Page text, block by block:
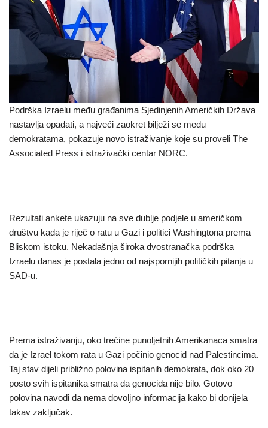
Podrška Izraelu među građanima Sjedinjenih Američkih Država
nastavlja opadati, a najveći zaokret bilježi se među
demokratama, pokazuje novo istraživanje koje su proveli The
Associated Press i istraživački centar NORC.
Rezultati ankete ukazuju na sve dublje podjele u američkom
društvu kada je riječ o ratu u Gazi i politici Washingtona prema
Bliskom istoku. Nekadašnja široka dvostranačka podrška
Izraelu danas je postala jedno od najspornijih političkih pitanja u
SAD-u.
Prema istraživanju, oko trećine punoljetnih Amerikanaca smatra
da je Izrael tokom rata u Gazi počinio genocid nad Palestincima.
Taj stav dijeli približno polovina ispitanih demokrata, dok oko 20
posto svih ispitanika smatra da genocida nije bilo. Gotovo
polovina navodi da nema dovoljno informacija kako bi donijela
takav zaključak.